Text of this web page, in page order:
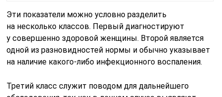
Эти показатели можно условно разделить
на несколько классов. Первый диагностируют
у совершенно здоровой женщины. Второй является
одной из разновидностей нормы и обычно указывает
на наличие какого-либо инфекционного воспаления.
Третий класс служит поводом для дальнейшего